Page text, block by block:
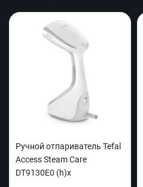
Ручной отпариватель Tefal
Access Steam Care
DT9130E0 (h)x